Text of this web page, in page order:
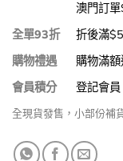
澳門訂
全單93折
折後滿
購物禮遇
購物滿
會員積分
登記會
全現貨發售，小部份補